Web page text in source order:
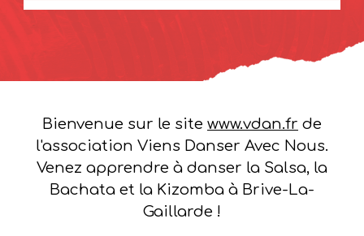
Bienvenue sur le site www.vdan.fr de
l'association Viens Danser Avec Nous.
Venez apprendre à danser la Salsa, la
Bachata et la Kizomba à Brive-La-
Gaillarde !